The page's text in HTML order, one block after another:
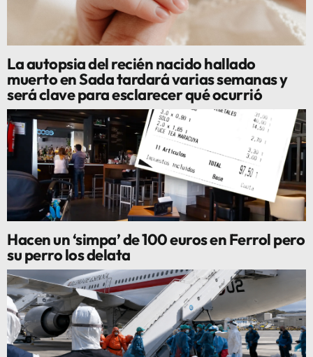
La autopsia del recién nacido hallado
muerto en Sada tardará varias semanas y
será clave para esclarecer qué ocurrió
Hacen un ‘simpa’ de 100 euros en Ferrol pero
su perro los delata